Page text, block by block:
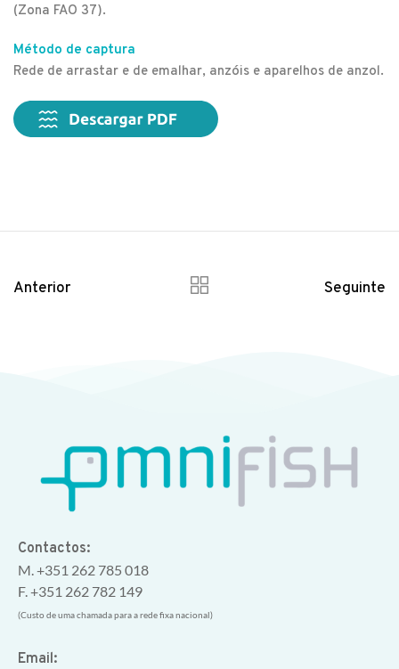
(Zona FAO 37).
Método de captura
Rede de arrastar e de emalhar, anzóis e aparelhos de anzol.
Anterior Seguinte
Contactos:
M. +351 262 785 018
F. +351 262 782 149
(Custo de uma chamada para a rede fixa nacional)
Email: